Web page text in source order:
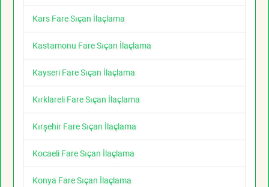
Kars Fare Sıçan İlaçlama
Kastamonu Fare Sıçan İlaçlama
Kayseri Fare Sıçan İlaçlama
Kırklareli Fare Sıçan İlaçlama
Kırşehir Fare Sıçan İlaçlama
Kocaeli Fare Sıçan İlaçlama
Konya Fare Sıçan İlaçlama